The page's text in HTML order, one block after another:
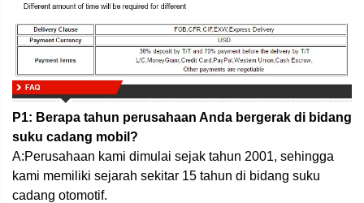
P1: Berapa tahun perusahaan Anda bergerak di bidang
suku cadang mobil?
A:Perusahaan kami dimulai sejak tahun 2001, sehingga
kami memiliki sejarah sekitar 15 tahun di bidang suku
cadang otomotif.